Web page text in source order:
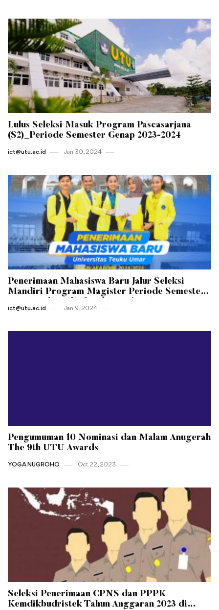
Lulus Seleksi Masuk Program Pascasarjana
(S2)_Periode Semester Genap 2023-2024
ict@utu.ac.id Jan 30 , 2024
Penerimaan Mahasiswa Baru Jalur Seleksi
Mandiri Program Magister Periode Semester
ict@utu.ac.id Jan 9 , 2024
Pengumuman 10 Nominasi dan Malam Anugerah
The 9th UTU Awards
YOGA NUGROHO Oct 22 , 2023
Seleksi Penerimaan CPNS dan PPPK
Kemdikbudristek Tahun Anggaran 2023 di